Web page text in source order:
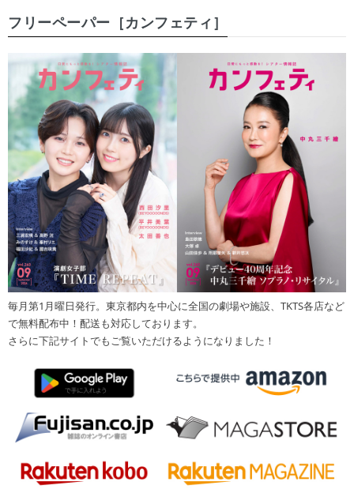
フリーペーパー［カンフェティ］
毎月第1月曜日発行。東京都内を中心に全国の劇場や施設、TKTS各店など
で無料配布中！配送も対応しております。
さらに下記サイトでもご覧いただけるようになりました！